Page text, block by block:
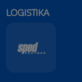
LOGISTIKA